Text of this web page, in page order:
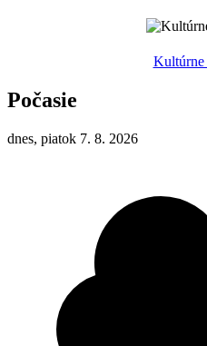
Kultúrne
Počasie
dnes, piatok 7. 8. 2026